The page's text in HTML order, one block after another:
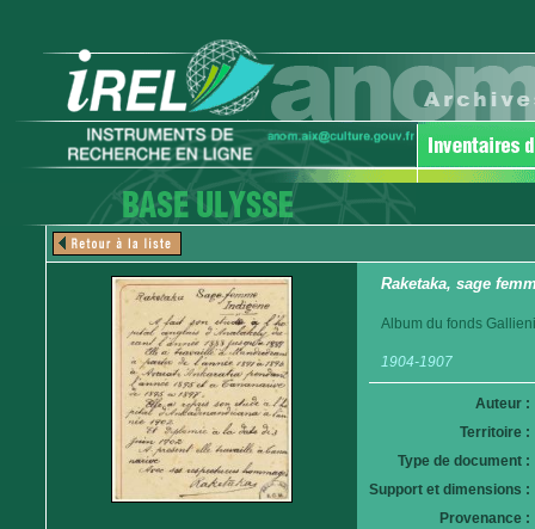
Raketaka, sage
Album du fonds
1904-1907
Auteur :
Territoire :
Type de document :
Support et dimensions :
Provenance :